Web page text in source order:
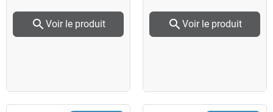
search Voir le produit search Voir le produit